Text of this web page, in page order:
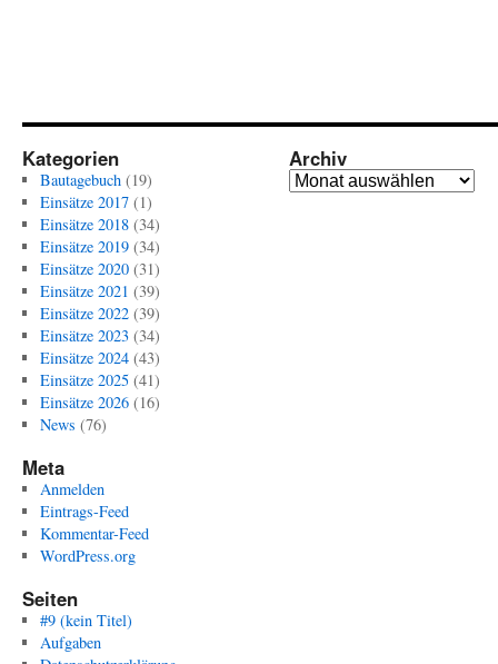
Kategorien
Bautagebuch(19)
Einsätze 2017(1)
Einsätze 2018(34)
Einsätze 2019(34)
Einsätze 2020(31)
Einsätze 2021 (39)
Einsätze 2022(39)
Einsätze 2023(34)
Einsätze 2024(43)
Einsätze 2025(41)
Einsätze 2026(16)
News (76)
Meta
Anmelden
Eintrags-Feed
Kommentar-Feed
WordPress.org
Seiten
#9 (kein Titel)
Aufgaben
Archiv
Archiv